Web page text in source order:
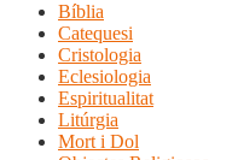
Bíblia
Catequesi
Cristologia
Eclesiologia
Espiritualitat
Litúrgia
Mort i Dol